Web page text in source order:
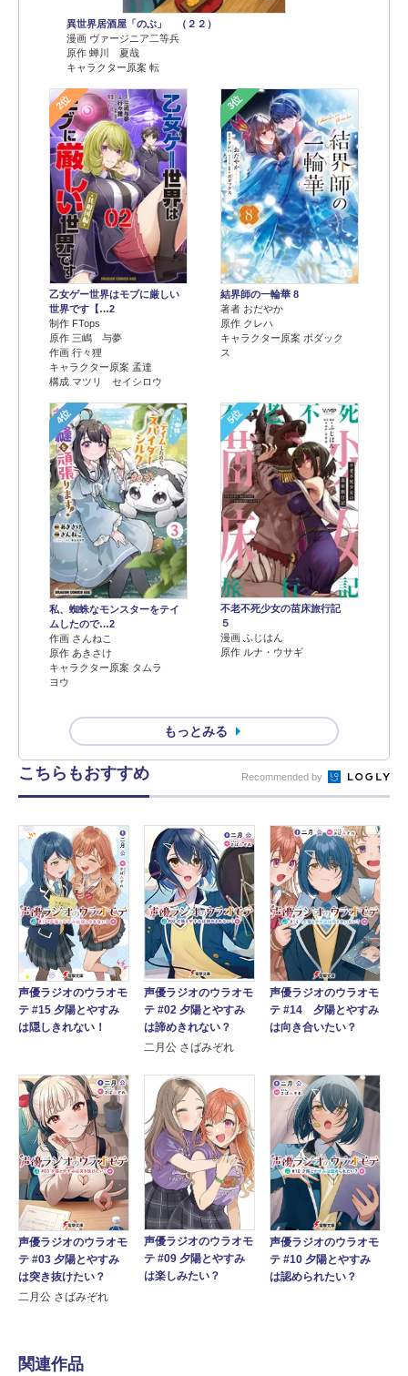
異世界居酒屋「のぶ」 （２２）
漫画 ヴァージニア二等兵
原作 蝉川 夏哉
キャラクター原案 転
2位
乙女ゲー世界はモブに厳しい
世界です【…2
制作 FTops
原作 三嶋 与夢
作画 行々狸
キャラクター原案 孟達
構成 マツリ セイシロウ
3位
結界師の一輪華 8
著者 おだやか
原作 クレハ
キャラクター原案 ボダック
ス
4位
私、蜘蛛なモンスターをテイ
ムしたので…2
作画 さんねこ
原作 あきさけ
キャラクター原案 タムラ
ヨウ
5位
不老不死少女の苗床旅行記
５
漫画 ふじはん
原作 ルナ・ウサギ
もっとみる
こちらもおすすめ Recommended by
声優ラジオのウラオモ
テ #15 夕陽とやすみ
は隠しきれない！
声優ラジオのウラオモ
テ #02 夕陽とやすみ
は諦めきれない？
二月公 さばみぞれ
声優ラジオのウラオモ
テ #14 夕陽とやすみ
は向き合いたい？
声優ラジオのウラオモ
テ #03 夕陽とやすみ
は突き抜けたい？
二月公 さばみぞれ
声優ラジオのウラオモ
テ #09 夕陽とやすみ
は楽しみたい？
声優ラジオのウラオモ
テ #10 夕陽とやすみ
は認められたい？
関連作品